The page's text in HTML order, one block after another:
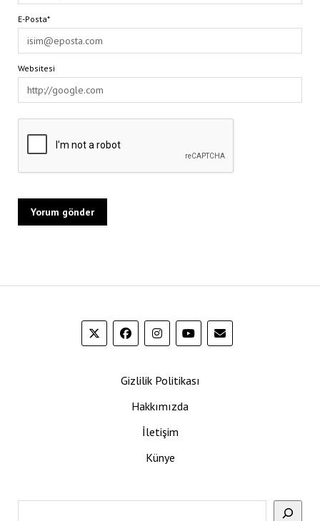
E-Posta*
Websitesi
Gizlilik Politikası
Hakkımızda
İletişim
Künye